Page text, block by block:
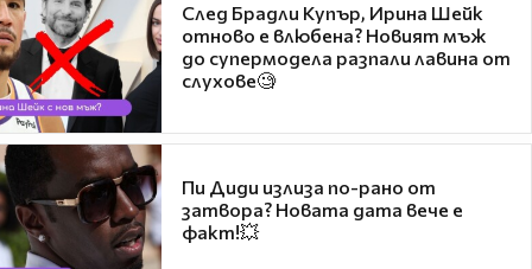
След Брадли Купър, Ирина Шейк
отново е влюбена? Новият мъж
до супермодела разпали лавина от
слухове🧐
Пи Диди излиза по-рано от
затвора? Новата дата вече е
факт!💥